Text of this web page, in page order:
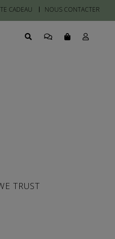
CADEAU NOUS CONTACTER
TRUST